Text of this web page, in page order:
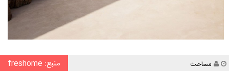
نویسنده
مساحت منبع: freshome